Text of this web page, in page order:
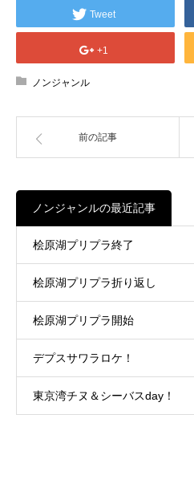
Tweet
+1
ノンジャンル
前の記事
ノンジャンルの最近記事
桧原湖プリプラ終了
桧原湖プリプラ折り返し
桧原湖プリプラ開始
デプスサワラロケ！
東京湾チヌ＆シーバスday！